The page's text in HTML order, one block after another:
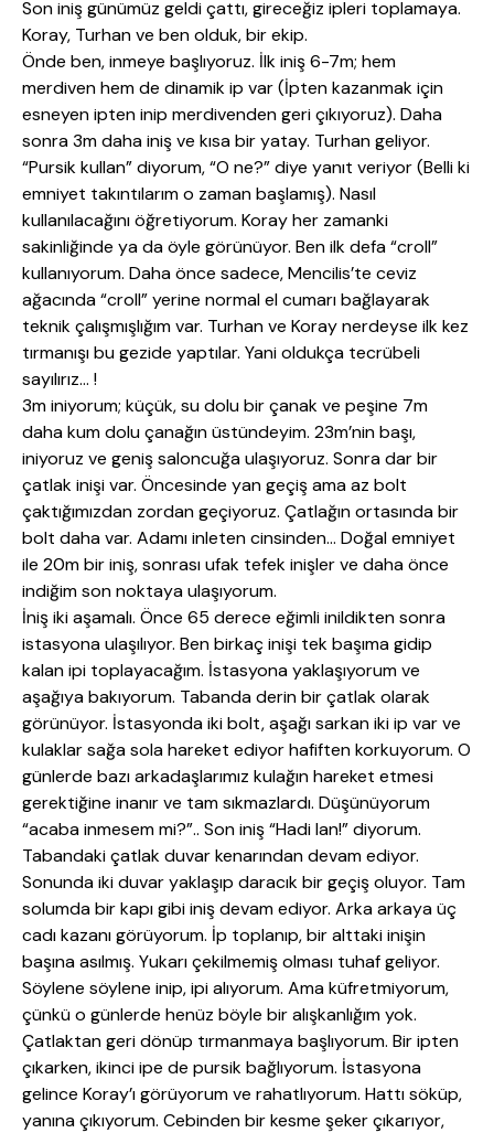
Son iniş günümüz geldi çattı, gireceğiz ipleri toplamaya.
Koray, Turhan ve ben olduk, bir ekip.
Önde ben, inmeye başlıyoruz. İlk iniş 6-7m; hem
merdiven hem de dinamik ip var (İpten kazanmak için
esneyen ipten inip merdivenden geri çıkıyoruz). Daha
sonra 3m daha iniş ve kısa bir yatay. Turhan geliyor.
“Pursik kullan” diyorum, “O ne?” diye yanıt veriyor (Belli ki
emniyet takıntılarım o zaman başlamış). Nasıl
kullanılacağını öğretiyorum. Koray her zamanki
sakinliğinde ya da öyle görünüyor. Ben ilk defa “croll”
kullanıyorum. Daha önce sadece, Mencilis’te ceviz
ağacında “croll” yerine normal el cumarı bağlayarak
teknik çalışmışlığım var. Turhan ve Koray nerdeyse ilk kez
tırmanışı bu gezide yaptılar. Yani oldukça tecrübeli
sayılırız… !
3m iniyorum; küçük, su dolu bir çanak ve peşine 7m
daha kum dolu çanağın üstündeyim. 23m’nin başı,
iniyoruz ve geniş saloncuğa ulaşıyoruz. Sonra dar bir
çatlak inişi var. Öncesinde yan geçiş ama az bolt
çaktığımızdan zordan geçiyoruz. Çatlağın ortasında bir
bolt daha var. Adamı inleten cinsinden… Doğal emniyet
ile 20m bir iniş, sonrası ufak tefek inişler ve daha önce
indiğim son noktaya ulaşıyorum.
İniş iki aşamalı. Önce 65 derece eğimli inildikten sonra
istasyona ulaşılıyor. Ben birkaç inişi tek başıma gidip
kalan ipi toplayacağım. İstasyona yaklaşıyorum ve
aşağıya bakıyorum. Tabanda derin bir çatlak olarak
görünüyor. İstasyonda iki bolt, aşağı sarkan iki ip var ve
kulaklar sağa sola hareket ediyor hafiften korkuyorum. O
günlerde bazı arkadaşlarımız kulağın hareket etmesi
gerektiğine inanır ve tam sıkmazlardı. Düşünüyorum
“acaba inmesem mi?”.. Son iniş “Hadi lan!” diyorum.
Tabandaki çatlak duvar kenarından devam ediyor.
Sonunda iki duvar yaklaşıp daracık bir geçiş oluyor. Tam
solumda bir kapı gibi iniş devam ediyor. Arka arkaya üç
cadı kazanı görüyorum. İp toplanıp, bir alttaki inişin
başına asılmış. Yukarı çekilmemiş olması tuhaf geliyor.
Söylene söylene inip, ipi alıyorum. Ama küfretmiyorum,
çünkü o günlerde henüz böyle bir alışkanlığım yok.
Çatlaktan geri dönüp tırmanmaya başlıyorum. Bir ipten
çıkarken, ikinci ipe de pursik bağlıyorum. İstasyona
gelince Koray’ı görüyorum ve rahatlıyorum. Hattı söküp,
yanına çıkıyorum. Cebinden bir kesme şeker çıkarıyor,